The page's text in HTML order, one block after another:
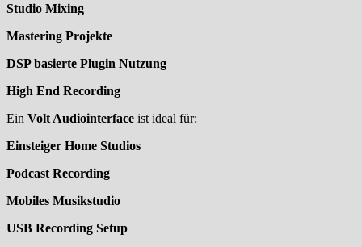
Studio Mixing
Mastering Projekte
DSP basierte Plugin Nutzung
High End Recording
Ein Volt Audiointerface ist ideal für:
Einsteiger Home Studios
Podcast Recording
Mobiles Musikstudio
USB Recording Setup